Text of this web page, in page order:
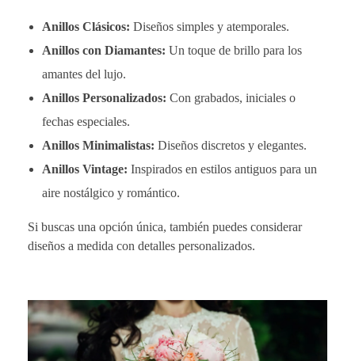
Anillos Clásicos: Diseños simples y atemporales.
Anillos con Diamantes: Un toque de brillo para los
amantes del lujo.
Anillos Personalizados: Con grabados, iniciales o
fechas especiales.
Anillos Minimalistas: Diseños discretos y elegantes.
Anillos Vintage: Inspirados en estilos antiguos para un
aire nostálgico y romántico.
Si buscas una opción única, también puedes considerar
diseños a medida con detalles personalizados.